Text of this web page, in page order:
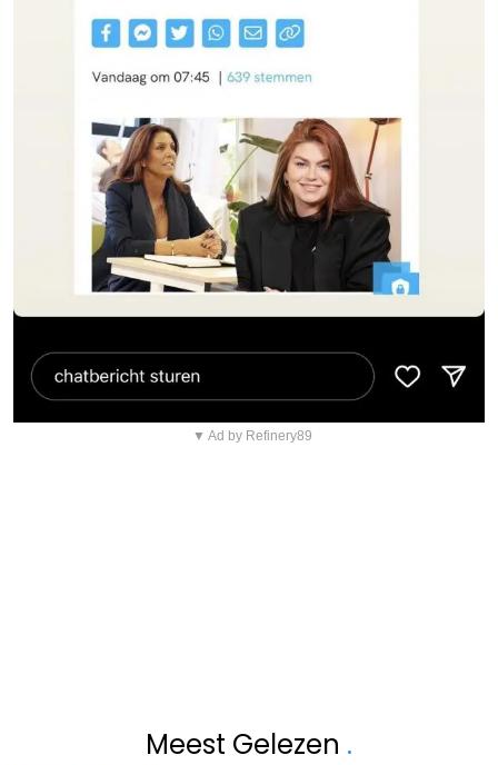
▼ Ad by Refinery89
Meest Gelezen .